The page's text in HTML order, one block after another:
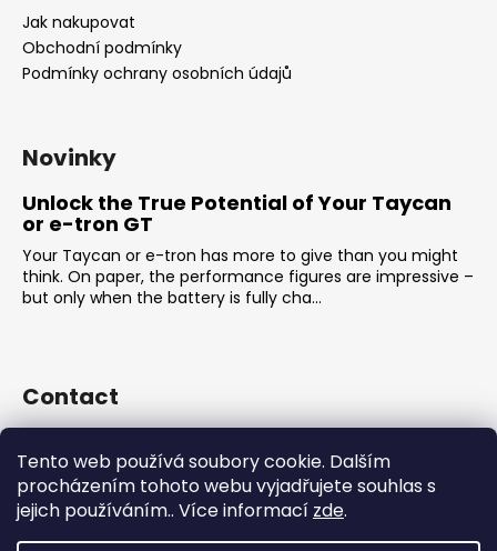
Tento web používá soubory cookie. Dalším
procházením tohoto webu vyjadřujete souhlas s
jejich používáním.. Více informací zde.
Jak nakupovat
Obchodní podmínky
Podmínky ochrany osobních údajů
Novinky
Unlock the True Potential of Your Taycan
or e-tron GT
Your Taycan or e-tron has more to give than you might
think. On paper, the performance figures are impressive –
but only when the battery is fully cha...
Contact
728737662
https://www.facebook.com/RSRCzech/
rsrperformance